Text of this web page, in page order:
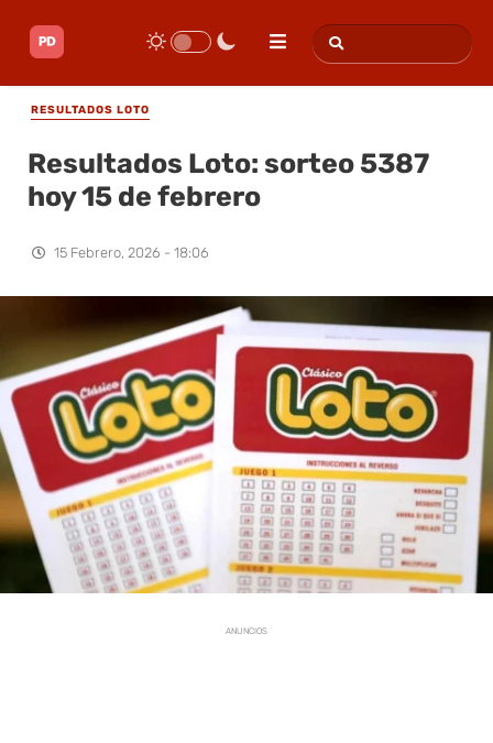
RESULTADOS LOTO
Resultados Loto: sorteo 5387
hoy 15 de febrero
15 Febrero, 2026 - 18:06
ANUNCIOS